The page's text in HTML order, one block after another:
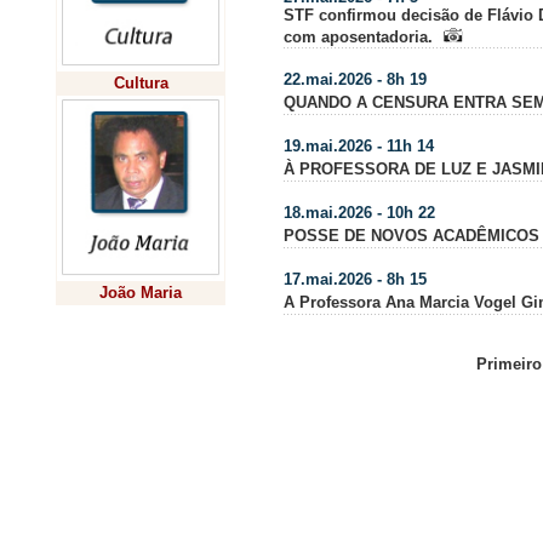
Cultura
João Maria
STF confirmou decisão de Flávio
com aposentadoria.
22.mai.2026 - 8h 19
QUANDO A CENSURA ENTRA
19.mai.2026 - 11h 14
À PROFESSORA DE LUZ E
18.mai.2026 - 10h 22
POSSE DE NOVOS
17.mai.2026 - 8h 15
A Professora Ana Marcia Vogel
Primeiro